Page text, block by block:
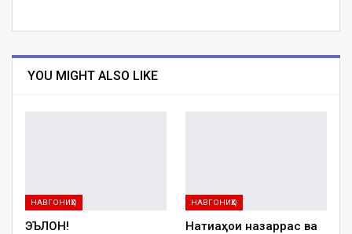
YOU MIGHT ALSO LIKE
НАВГОНИҲО
ЭЪЛОН!
НАВГОНИҲО
Натиҷаҳои назаррас ва